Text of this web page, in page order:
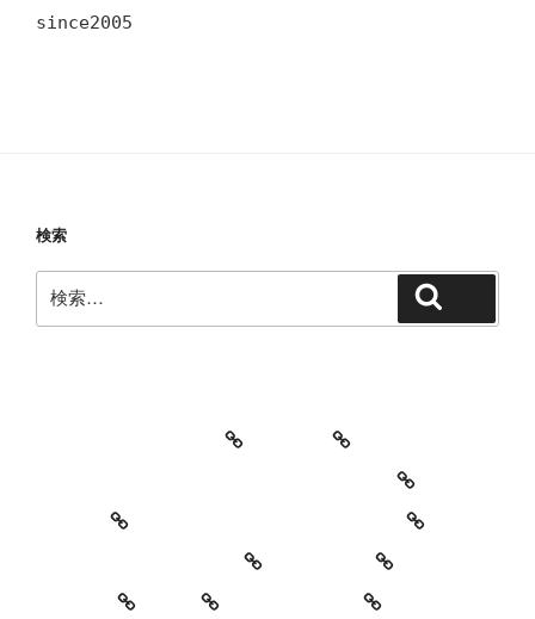
since2005
検索
索:
教室・レッスンの特徴
Works
レッスン料金とご予約キャンセルについて
お知らせ
セッションイベントのご案内
お世話になっている方々
YouTube
Contact
SNS プロフィール